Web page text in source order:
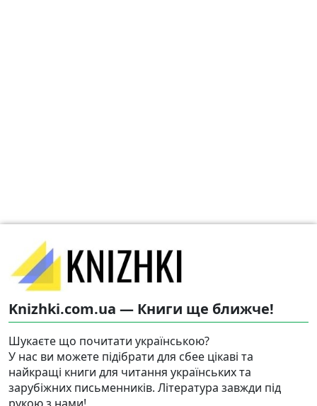
Knizhki.com.ua — Книги ще ближче!
Шукаєте що почитати українською?
У нас ви можете підібрати для сбее цікаві та
найкращі книги для читання українських та
зарубіжних письменників. Література завжди під
рукою з нами!